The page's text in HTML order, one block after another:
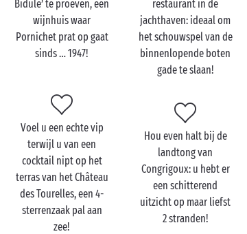
met uw geliefde in de Loire-Atlantique? Neem dan
zeker een kijkje in Pornichet. Zowel in de badplaats
zelf als bij de oceaan wachten u tal van mooie
verrassingen. Niet te missen zijn de prachtige 19e-
eeuwse villa’s in de Sainte Marguerite-wijk:
onmogelijk te zeggen welke de mooiste is! Flaneer
met zijn tweetjes door de straten of kies voor een
door de stad georganiseerd bezoek. De gids vertelt u
honderduit over al deze villa’s!
Neem daarna de kustroute langs de oceaan die
Pornichet met Saint-Nazaire verbindt en geniet met
volle teugen van het uitzicht over de stranden,
kliffen en kreken in dit stukje paradijs. U vindt vast
Bidule’ te proeven, een
wijnhuis waar
Pornichet prat op gaat
sinds … 1947!
restaurant in de
jachthaven: ideaal om
het schouwspel van de
binnenlopende boten
gade te slaan!
Voel u een echte vip
terwijl u van een
cocktail nipt op het
terras van het Château
des Tourelles, een 4-
sterrenzaak pal aan
zee!
Hou even halt bij de
landtong van
Congrigoux: u hebt er
een schitterend
uitzicht op maar liefst
2 stranden!